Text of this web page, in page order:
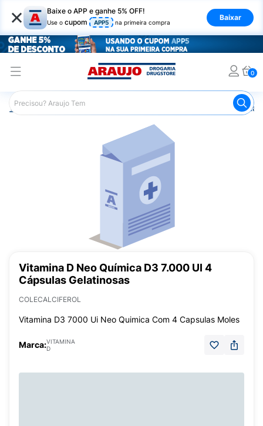
× Baixe o APP e ganhe 5% OFF!
Use o cupom APP5 na primeira compra
Baixar
0
Araujo Saúde e Bem Estar
Vitamina D Neo Química D3 7.000 UI 4
Cápsulas Gelatinosas
COLECALCIFEROL
Vitamina D3 7000 Ui Neo Quimica Com 4 Capsulas Moles
Marca:VITAMINA
D